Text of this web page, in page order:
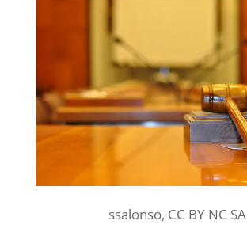
ssalonso, CC BY NC SA